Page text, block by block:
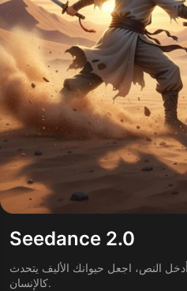
Seedance 2.0
النص، اجعل حيوانك الأليف يتحدث
كالإنسان.